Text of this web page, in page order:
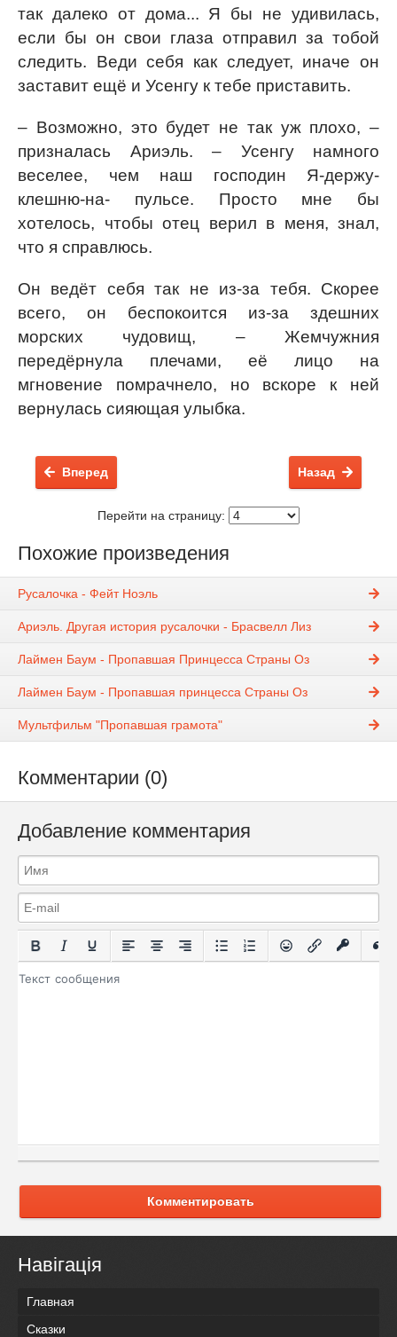
так далеко от дома... Я бы не удивилась,
если бы он свои глаза отправил за тобой
следить. Веди себя как следует, иначе он
заставит ещё и Усенгу к тебе приставить.
– Возможно, это будет не так уж плохо, –
призналась Ариэль. – Усенгу намного
веселее, чем наш господин Я-держу-
клешню-на- пульсе. Просто мне бы
хотелось, чтобы отец верил в меня, знал,
что я справлюсь.
Он ведёт себя так не из-за тебя. Скорее
всего, он беспокоится из-за здешних
морских чудовищ, – Жемчужния
передёрнула плечами, её лицо на
мгновение помрачнело, но вскоре к ней
вернулась сияющая улыбка.
Назад
Вперед
Перейти на страницу:
Похожие произведения
Русалочка - Фейт Ноэль
Ариэль. Другая история русалочки - Брасвелл Лиз
Лаймен Баум - Пропавшая Принцесса Страны Оз
Лаймен Баум - Пропавшая принцесса Страны Оз
Мультфильм "Пропавшая грамота"
Комментарии (0)
Добавление комментария
Комментировать
Навігація
Главная
Сказки